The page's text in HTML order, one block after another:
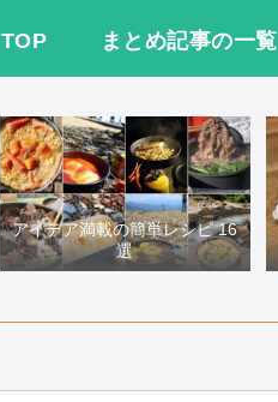
TOP まとめ記事の一覧
アイデア満載の簡単レシピ 16
選